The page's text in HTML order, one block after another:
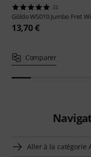
33
GöldoWS010 Jumbo Fret
13,70 €
Comparer
Aller à la catégorie